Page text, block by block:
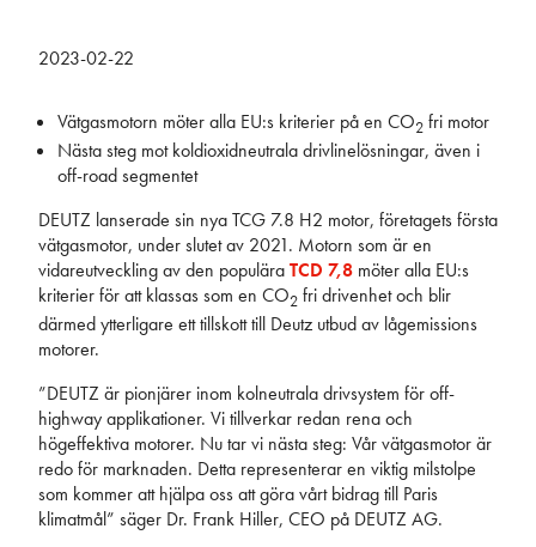
2023-02-22
Vätgasmotorn möter alla EU:s kriterier på en CO2 fri motor
Nästa steg mot koldioxidneutrala drivlinelösningar, även i
off-road segmentet
DEUTZ lanserade sin nya TCG 7.8 H2 motor, företagets första
vätgasmotor, under slutet av 2021. Motorn som är en
vidareutveckling av den populäraTCD 7,8 möter alla EU:s
kriterier för att klassas som en CO2 fri drivenhet och blir
därmed ytterligare ett tillskott till Deutz utbud av lågemissions
motorer.
”DEUTZ är pionjärer inom kolneutrala drivsystem för off-
highway applikationer. Vi tillverkar redan rena och
högeffektiva motorer. Nu tar vi nästa steg: Vår vätgasmotor är
redo för marknaden. Detta representerar en viktig milstolpe
som kommer att hjälpa oss att göra vårt bidrag till Paris
klimatmål” säger Dr. Frank Hiller, CEO på DEUTZ AG.